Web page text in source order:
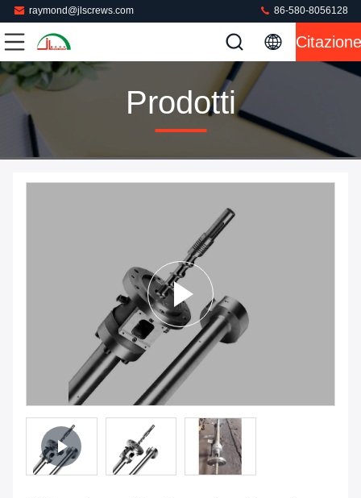
raymond@jlscrews.com 86-580-8056128
Citazione
Prodotti